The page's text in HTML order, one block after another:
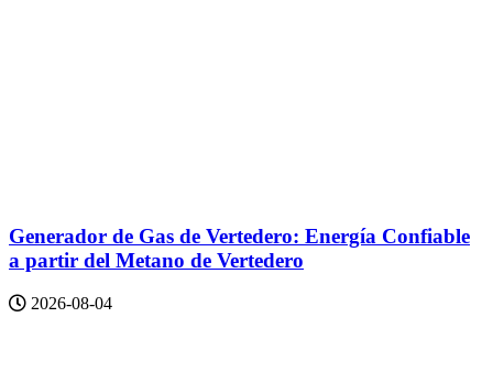
Generador de Gas de Vertedero: Energía Confiable
a partir del Metano de Vertedero
2026-08-04